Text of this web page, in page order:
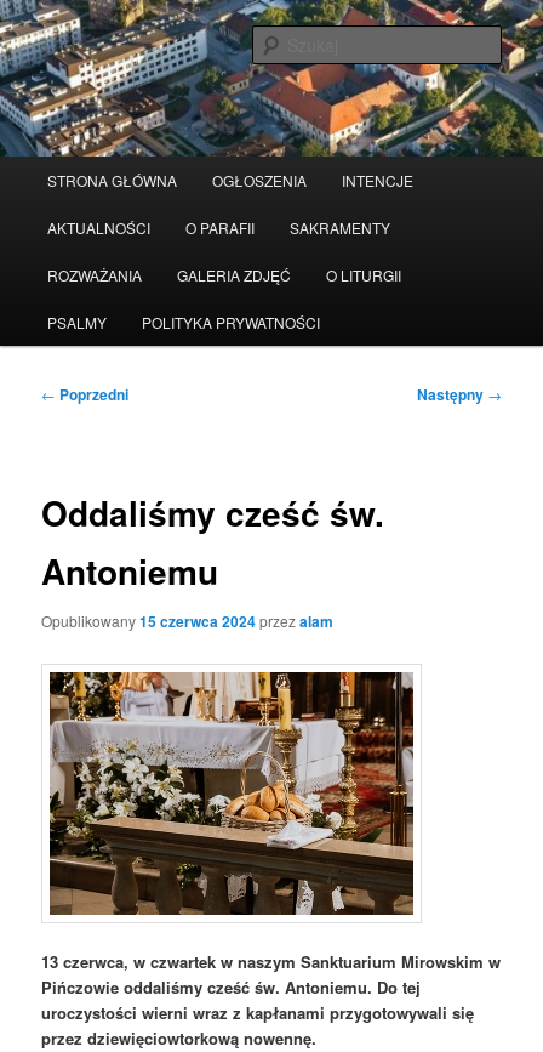
Przeskocz
do
tekstu
STRONA GŁÓWNA OGŁOSZENIA INTENCJE
AKTUALNOŚCI O PARAFII SAKRAMENTY
ROZWAŻANIA GALERIA ZDJĘĆ O LITURGII
PSALMY POLITYKA PRYWATNOŚCI
Nawigacja
← Poprzedni Następny →
Oddaliśmy cześć św.
Antoniemu
Opublikowany15 czerwca 2024przezalam
13 czerwca, w czwartek w naszym Sanktuarium Mirowskim w
Pińczowie oddaliśmy cześć św. Antoniemu. Do tej
uroczystości wierni wraz z kapłanami przygotowywali się
przez dziewięciowtorkową nowennę.
Serwis wykorzystuje pliki Cookies Czytaj więcej odrzuć